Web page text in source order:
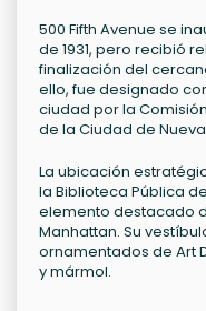
500 Fifth Avenue se
de 1931, pero recibió
finalización del
ello, fue designado
ciudad por la
de la Ciudad de Nueva
La ubicación
la Biblioteca Pública
elemento destacado
Manhattan. Su
ornamentados de Art
y mármol.